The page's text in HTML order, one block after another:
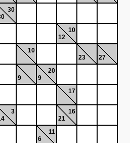
30
10
12
10
23
27
9
20
9
17
3
16
21
11
6